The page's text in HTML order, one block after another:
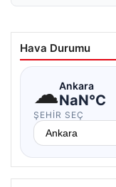
Hava Durumu
☁Ankara
NaN°C
ŞEHIR SEÇ